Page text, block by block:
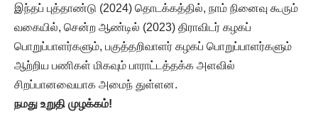
இந்தப் புத்தாண்டு (2024) தொடக்கத்தில், நாம் நினைவு கூரும்
வகையில், சென்ற ஆண்டில் (2023) திராவிடர் கழகப்
பொறுப்பாளர்களும், பகுத்தறிவாளர் கழகப் பொறுப்பாளர்களும்
ஆற்றிய பணிகள் மிகவும் பாராட்டத்தக்க அளவில்
சிறப்பானவையாக அமைந் துள்ளன.
நமது உறுதி முழக்கம்!